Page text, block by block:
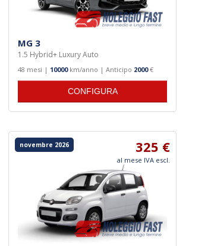
MG 3
1.5 Hybrid+ Luxury Auto
48 mesi | 10000km/anno | Anticipo 2000€
CONFIGURA
novembre 2026 325 €
al mese IVA escl.